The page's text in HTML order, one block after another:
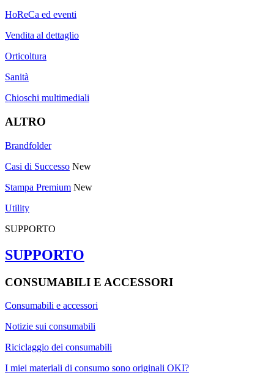
HoReCa ed eventi
Vendita al dettaglio
Orticoltura
Sanità
Chioschi multimediali
ALTRO
Brandfolder
Casi di Successo New
Stampa Premium New
Utility
SUPPORTO
SUPPORTO
CONSUMABILI E ACCESSORI
Consumabili e accessori
Notizie sui consumabili
Riciclaggio dei consumabili
I miei materiali di consumo sono originali OKI?